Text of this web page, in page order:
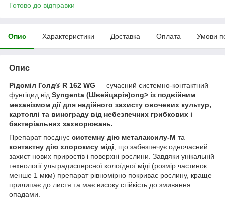
Готово до відправки
Опис Характеристики Доставка Оплата Умови
Опис
Рідоміл Голд® R 162 WG — сучасний системно-контактний
фунгіцид від Syngenta (Швейцарія)ong> із подвійним
механізмом дії для надійного захисту овочевих культур,
картоплі та винограду від небезпечних грибкових і
бактеріальних захворювань.
Препарат поєднує системну дію металаксилу-М та
контактну дію хлорокису міді , що забезпечує одночасний
захист нових приростів і поверхні рослини. Завдяки унікальній
технології ультрадисперсної колоїдної міді (розмір частинок
менше 1 мкм) препарат рівномірно покриває рослину, краще
прилипає до листя та має високу стійкість до змивання
опадами.